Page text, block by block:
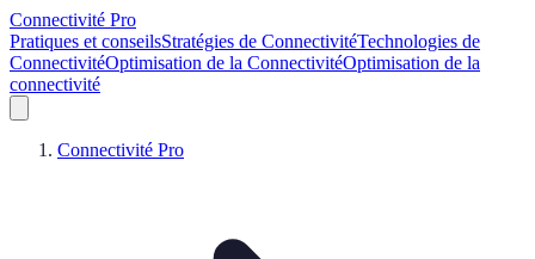
Connectivité Pro
Pratiques et conseilsStratégies de ConnectivitéTechnologies de
ConnectivitéOptimisation de la ConnectivitéOptimisation de la
connectivité
Connectivité Pro